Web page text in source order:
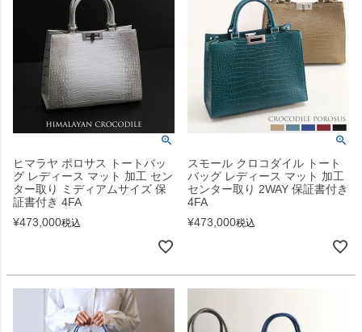
ヒマラヤ ポロサス トートバッ
グ レディース マット 加工 セン
ター取り ミディアムサイズ 保
証書付き 4FA
¥473,000税込
スモール クロコダイル トート
バッグ レディース マット 加工
センター取り 2WAY 保証書付き
4FA
¥473,000税込